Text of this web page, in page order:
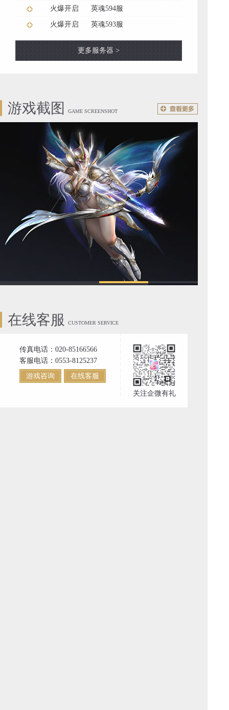
火爆开启 英魂594服
火爆开启 英魂593服
更多服务器 >
游戏截图 GAME SCREENSHOT
在线客服 CUSTOMER SERVICE
传真电话：020-85166566
客服电话：0553-8125237
游戏咨询
在线客服
关注企微有礼